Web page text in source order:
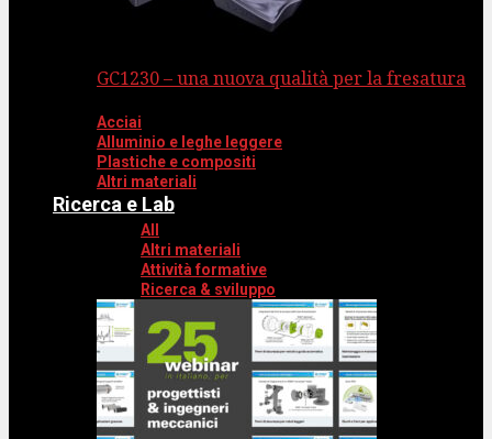
GC1230 – una nuova qualità per la fresatura
Acciai
Alluminio e leghe leggere
Plastiche e compositi
Altri materiali
Ricerca e Lab
All
Altri materiali
Attività formative
Ricerca & sviluppo